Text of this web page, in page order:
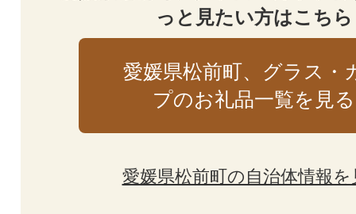
っと見たい方はこちら
愛媛県松前町、グラス・
プのお礼品一覧を見る
愛媛県松前町の自治体情報を